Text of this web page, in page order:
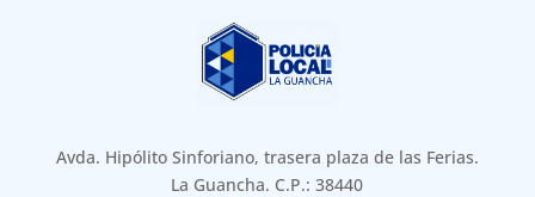
Avda. Hipólito Sinforiano, trasera plaza de las Ferias.
La Guancha. C.P.: 38440